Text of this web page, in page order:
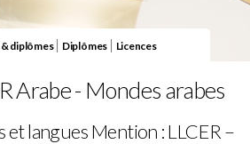
diplômes Diplômes Licences
Arabe - Mondes arabes
et languesMention : LLCER –